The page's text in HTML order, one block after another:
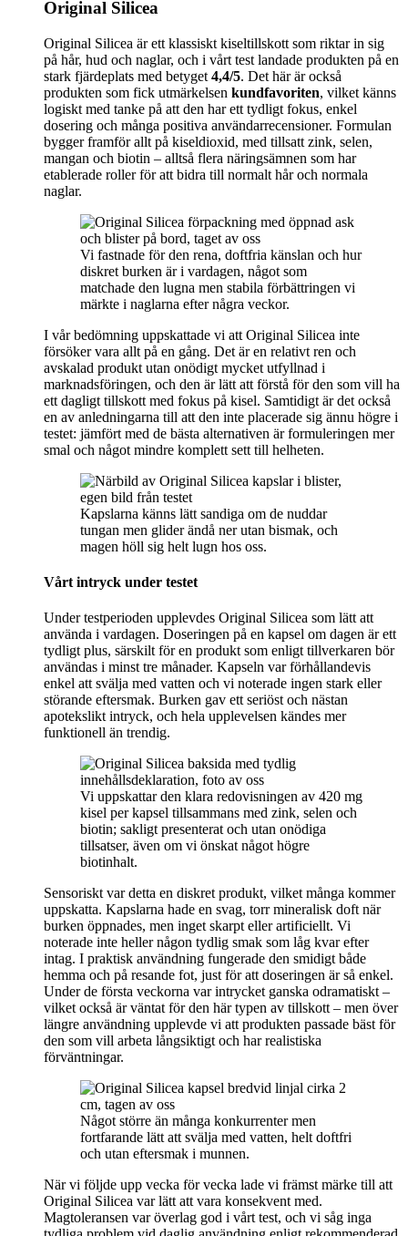
Original Silicea
Original Silicea är ett klassiskt kiseltillskott som riktar in sig
på hår, hud och naglar, och i vårt test landade produkten på en
stark fjärdeplats med betyget 4,4/5. Det här är också
produkten som fick utmärkelsen kundfavoriten, vilket känns
logiskt med tanke på att den har ett tydligt fokus, enkel
dosering och många positiva användarrecensioner. Formulan
bygger framför allt på kiseldioxid, med tillsatt zink, selen,
mangan och biotin – alltså flera näringsämnen som har
etablerade roller för att bidra till normalt hår och normala
naglar.
Vi fastnade för den rena, doftfria känslan och hur
diskret burken är i vardagen, något som
matchade den lugna men stabila förbättringen vi
märkte i naglarna efter några veckor.
I vår bedömning uppskattade vi att Original Silicea inte
försöker vara allt på en gång. Det är en relativt ren och
avskalad produkt utan onödigt mycket utfyllnad i
marknadsföringen, och den är lätt att förstå för den som vill ha
ett dagligt tillskott med fokus på kisel. Samtidigt är det också
en av anledningarna till att den inte placerade sig ännu högre i
testet: jämfört med de bästa alternativen är formuleringen mer
smal och något mindre komplett sett till helheten.
Kapslarna känns lätt sandiga om de nuddar
tungan men glider ändå ner utan bismak, och
magen höll sig helt lugn hos oss.
Vårt intryck under testet
Under testperioden upplevdes Original Silicea som lätt att
använda i vardagen. Doseringen på en kapsel om dagen är ett
tydligt plus, särskilt för en produkt som enligt tillverkaren bör
användas i minst tre månader. Kapseln var förhållandevis
enkel att svälja med vatten och vi noterade ingen stark eller
störande eftersmak. Burken gav ett seriöst och nästan
apotekslikt intryck, och hela upplevelsen kändes mer
funktionell än trendig.
Vi uppskattar den klara redovisningen av 420 mg
kisel per kapsel tillsammans med zink, selen och
biotin; sakligt presenterat och utan onödiga
tillsatser, även om vi önskat något högre
biotinhalt.
Sensoriskt var detta en diskret produkt, vilket många kommer
uppskatta. Kapslarna hade en svag, torr mineralisk doft när
burken öppnades, men inget skarpt eller artificiellt. Vi
noterade inte heller någon tydlig smak som låg kvar efter
intag. I praktisk användning fungerade den smidigt både
hemma och på resande fot, just för att doseringen är så enkel.
Under de första veckorna var intrycket ganska odramatiskt –
vilket också är väntat för den här typen av tillskott – men över
längre användning upplevde vi att produkten passade bäst för
den som vill arbeta långsiktigt och har realistiska
förväntningar.
Något större än många konkurrenter men
fortfarande lätt att svälja med vatten, helt doftfri
och utan eftersmak i munnen.
När vi följde upp vecka för vecka lade vi främst märke till att
Original Silicea var lätt att vara konsekvent med.
Magtoleransen var överlag god i vårt test, och vi såg inga